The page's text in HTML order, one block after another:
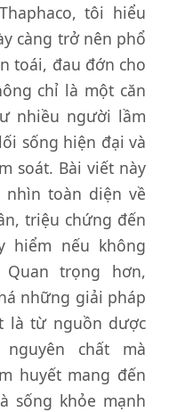
tôi hiểu
càng trở nên phổ
toái, đau đớn cho
chỉ là một căn
nhiều người lầm
sống hiện đại và
soát. Bài viết này
nhìn toàn diện về
triệu chứng đến
hiểm nếu không
trọng hơn,
những giải pháp
là từ nguồn dược
chất mà
huyết mang đến
sống khỏe mạnh